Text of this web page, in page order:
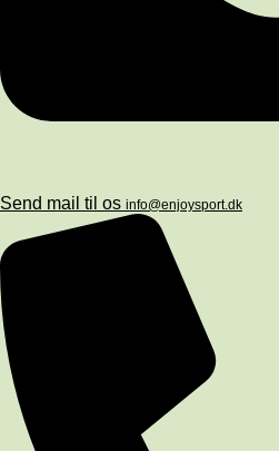
Send mail til os info@enjoysport.dk